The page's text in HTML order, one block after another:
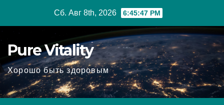
Сб. Авг 8th, 2026 6:45:48 PM
Pure Vitality
Хорошо быть здоровым